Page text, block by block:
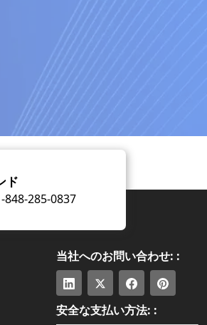
ド
848-285-0837
当社へのお問い合わせ: :
安全な支払い方法: :